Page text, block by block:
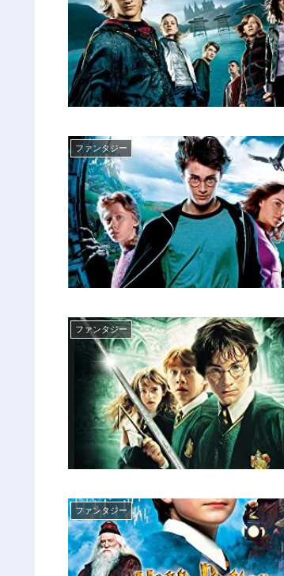
ファンタジー
ファンタジー
ファンタジー